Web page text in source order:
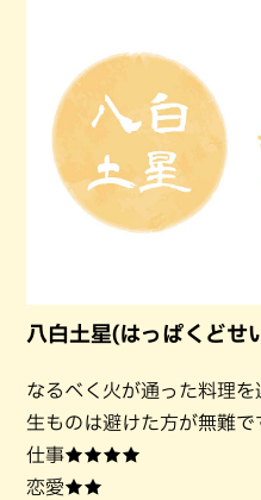
八白土星(はっぱくどせ
なるべく火が通った料理を
生ものは避けた方が無難で
仕事★★★★
恋愛★★